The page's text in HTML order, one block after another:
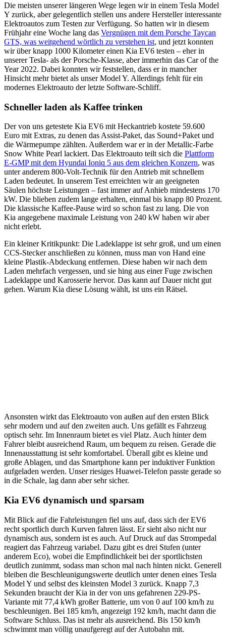
Die meisten unserer längeren Wege legen wir in einem Tesla Model
Y zurück, aber gelegentlich stellen uns andere Hersteller interessante
Elektroautos zum Testen zur Verfügung. So hatten wir in diesem
Frühjahr eine Woche lang das Vergnügen mit dem Porsche Taycan
GTS, was weitgehend wörtlich zu verstehen ist, und jetzt konnten
wir über knapp 1000 Kilometer einen Kia EV6 testen – eher in
unserer Tesla- als der Porsche-Klasse, aber immerhin das Car of the
Year 2022. Dabei konnten wir feststellen, dass er in mancher
Hinsicht mehr bietet als unser Model Y. Allerdings fehlt für ein
modernes Elektroauto der letzte Software-Schliff.
Schneller laden als Kaffee trinken
Der von uns getestete Kia EV6 mit Heckantrieb kostete 59.600
Euro mit Extras, zu denen das Assist-Paket, das Sound+Paket und
die Wärmepumpe zählten. Außerdem war er in der Metallic-Farbe
Snow White Pearl lackiert. Das Elektroauto teilt sich die Plattform
E-GMP mit dem Hyundai Ioniq 5 aus dem gleichen Konzern, was
unter anderem 800-Volt-Technik für den Antrieb mit schnellem
Laden bedeutet. In unserem Test erreichten wir an geeigneten
Säulen höchste Leistungen – fast immer auf Anhieb mindestens 170
kW. Die blieben zudem lange erhalten, einmal bis knapp 80 Prozent.
Die klassische Kaffee-Pause wird so schon fast zu lang. Die von
Kia angegebene maximale Leistung von 240 kW haben wir aber
nicht erlebt.
Ein kleiner Kritikpunkt: Die Ladeklappe ist sehr groß, und um einen
CCS-Stecker anschließen zu können, muss man von Hand eine
kleine Plastik-Abdeckung entfernen. Diese haben wir nach dem
Laden mehrfach vergessen, und sie hing aus einer Fuge zwischen
Ladeklappe und Karosserie hervor. Das kann auf Dauer nicht gut
gehen. Warum Kia diese Lösung wählt, ist uns ein Rätsel.
Ansonsten wirkt das Elektroauto von außen auf den ersten Blick
sehr modern und auf den zweiten auch. Uns gefällt es Fahrzeug
optisch sehr. Im Innenraum bietet es viel Platz. Auch hinter dem
Fahrer bleibt ausreichend Raum, um bequem zu reisen. Gerade die
Innenausstattung ist sehr komfortabel. Überall gibt es kleine und
große Ablagen, und das Smartphone kann per induktiver Funktion
aufgeladen werden. Unser riesiges Huawei-Telefon passte gerade so
in die Schale, lag dann aber sehr sicher.
Kia EV6 dynamisch und sparsam
Mit Blick auf die Fahrleistungen fiel uns auf, dass sich der EV6
recht sportlich durch Kurven fahren lässt. Er sieht also nicht nur
dynamisch aus, sondern ist es auch. Auf Druck auf das Strompedal
reagiert das Fahrzeug variabel. Dazu gibt es drei Stufen (unter
anderem Eco), wobei die Empfindlichkeit bei der sportlichsten
deutlich zunimmt, sodass man schon mal nach hinten nickt. Generell
bleiben die Beschleunigungswerte deutlich unter denen eines Tesla
Model Y und selbst des kleinsten Model 3 zurück. Knapp 7,3
Sekunden braucht der Kia in der von uns gefahrenen 229-PS-
Variante mit 77,4 kWh großer Batterie, um von 0 auf 100 km/h zu
beschleunigen. Bei 185 km/h, angezeigt 192 km/h, macht dann die
Software Schluss. Das ist mehr als ausreichend. Bis 150 km/h
schwimmt man völlig unaufgeregt auf der Autobahn mit.